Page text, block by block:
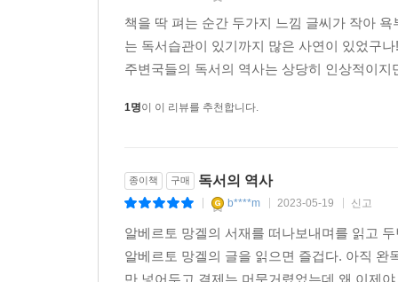
책을 딱 펴는 순간 두가지 느낌 글씨가 작아
는 독서습관이 있기까지 많은 사연이 있었구
주변국들의 독서의 역사는 상당히 인상적이
1명이 이 리뷰를 추천합니다.
종이책 구매 독서의 역사
b****m 2023-05-19 신고
알베르토 망겔의 서재를 떠나보내며를 읽고
알베르토 망겔의 글을 읽으면 즐겁다. 아직
만 넣어두고 결제는 머뭇거렸었는데 왜 이제